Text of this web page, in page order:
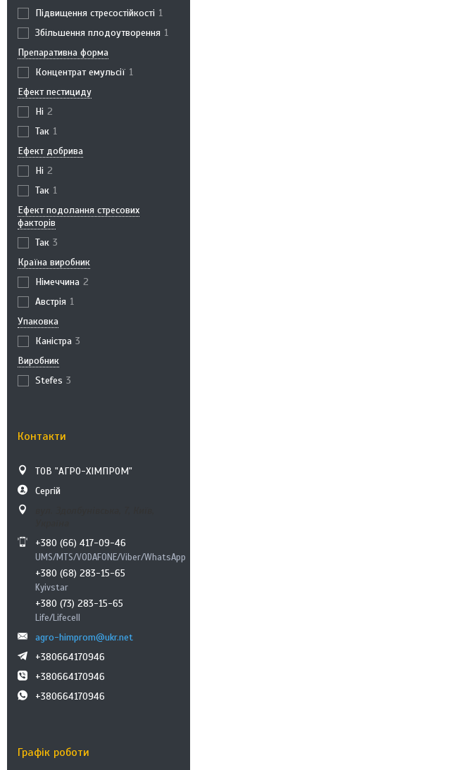
Підвищення стресостійкості 1
Збільшення плодоутворення 1
Препаративна форма
Концентрат емульсії 1
Ефект пестициду
Ні 2
Так 1
Ефект добрива
Ні 2
Так 1
Ефект подолання стресових
факторів
Так 3
Країна виробник
Німеччина 2
Австрія 1
Упаковка
Каністра 3
Виробник
Stefes 3
Контакти
ТОВ "АГРО-ХІМПРОМ"
Сергій
+380 (66) 417-09-46
UMS/MTS/VODAFONE/Viber/WhatsApp
+380 (68) 283-15-65
Kyivstar
+380 (73) 283-15-65
Life/Lifecell
agro-himprom@ukr.net
+380664170946
+380664170946
+380664170946
Графік роботи